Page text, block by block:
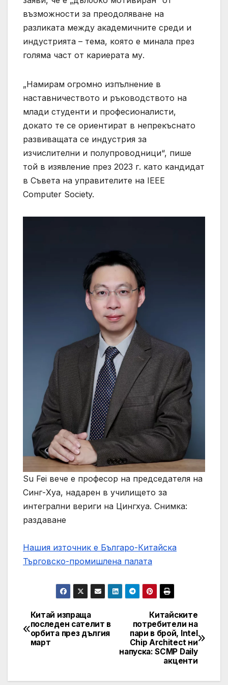
възможности за преодоляване на
разликата между академичните среди и
индустрията – тема, която е минала през
голяма част от кариерата му.
„Намирам огромно изпълнение в
наставничеството и ръководството на
млади студенти и професионалисти,
докато те се ориентират в непрекъснато
развиващата се индустрия за
изчислителни и полупроводници“, пише
той в изявление през 2023 г. като кандидат
в Съвета на управителите на IEEE
Computer Society.
Su Fei вече е професор на председателя на
Синг-Хуа, надарен в училището за
интегрални вериги на Цингхуа. Снимка:
раздаване
Нашия източник е Българо-Китайска
Търговско-промишлена палaта
Post
navigation
Китайските
потребители на
пари в брой, Intel
Chip Architect ни
напуска: SCMP Daily
акценти
Китай изпраща
последен сателит в
орбита през дългия
март